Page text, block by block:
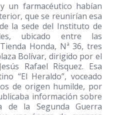
un farmacéutico habían
que se reunirían esa
la sede del Instituto de
ubicado entre las
Honda, Nª 36, tres
Bolívar, dirigido por el
Rafael Rísquez. Esa
“El Heraldo”, voceado
de origen humilde, por
información sobre
de la Segunda Guerra